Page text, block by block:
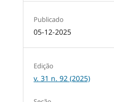
Publicado
05-12-2025
Edição
v. 31 n. 92 (2025)